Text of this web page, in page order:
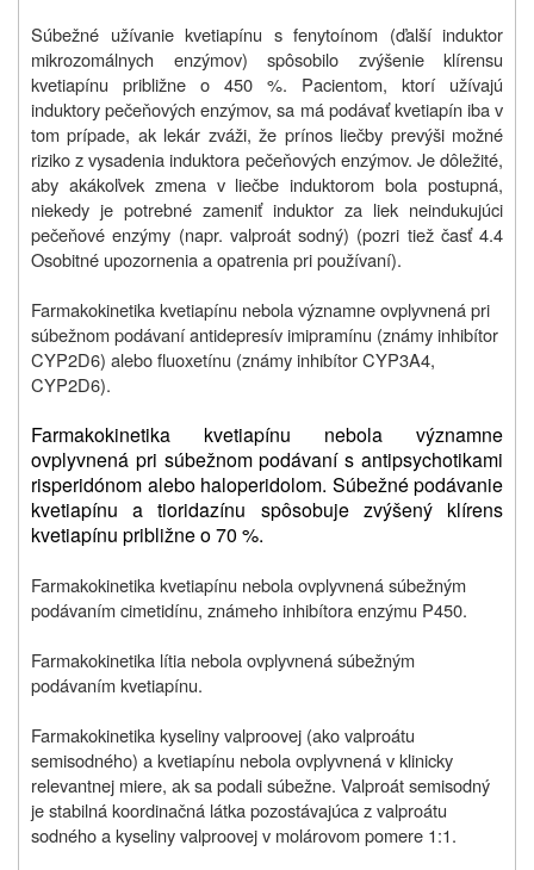
Súbežné užívanie kvetiapínu s fenytoínom (ďalší induktor
mikrozomálnych enzýmov) spôsobilo zvýšenie klírensu
kvetiapínu približne o 450 %. Pacientom, ktorí užívajú
induktory pečeňových enzýmov, sa má podávať kvetiapín iba v
tom prípade, ak lekár zváži, že prínos liečby prevýši možné
riziko z vysadenia induktora pečeňových enzýmov. Je dôležité,
aby akákoľvek zmena v liečbe induktorom bola postupná,
niekedy je potrebné zameniť induktor za liek neindukujúci
pečeňové enzýmy (napr. valproát sodný) (pozri tiež časť 4.4
Osobitné upozornenia a opatrenia pri používaní).
Farmakokinetika kvetiapínu nebola významne ovplyvnená pri
súbežnom podávaní antidepresív imipramínu (známy inhibítor
CYP2D6) alebo fluoxetínu (známy inhibítor CYP3A4,
CYP2D6).
Farmakokinetika kvetiapínu nebola významne
ovplyvnená pri súbežnom podávaní s antipsychotikami
risperidónom alebo haloperidolom. Súbežné podávanie
kvetiapínu a tioridazínu spôsobuje zvýšený klírens
kvetiapínu približne o 70 %.
Farmakokinetika kvetiapínu nebola ovplyvnená súbežným
podávaním cimetidínu, známeho inhibítora enzýmu P450.
Farmakokinetika lítia nebola ovplyvnená súbežným
podávaním kvetiapínu.
Farmakokinetika kyseliny valproovej (ako valproátu
semisodného) a kvetiapínu nebola ovplyvnená v klinicky
relevantnej miere, ak sa podali súbežne. Valproát semisodný
je stabilná koordinačná látka pozostávajúca z valproátu
sodného a kyseliny valproovej v molárovom pomere 1:1.